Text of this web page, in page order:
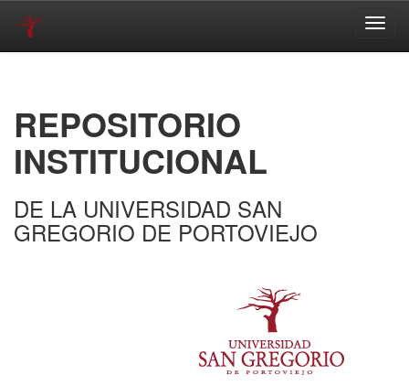
REPOSITORIO
INSTITUCIONAL
DE LA UNIVERSIDAD SAN
GREGORIO DE PORTOVIEJO